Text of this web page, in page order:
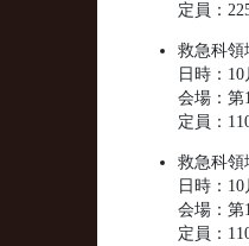
定員：
救急科領
日時：
会場：第
定員：
救急科領
日時：
会場：第
定員：